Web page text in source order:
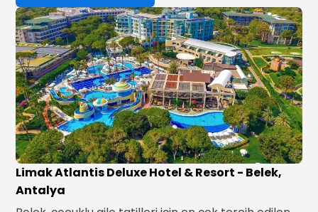
Limak Atlantis Deluxe Hotel & Resort - Belek,
Antalya